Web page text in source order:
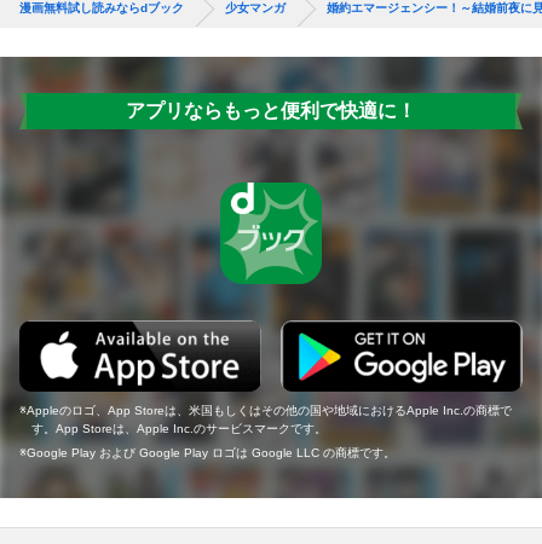
漫画無料試し読みならdブック 少女マンガ 婚約エマージェンシー！～結婚前夜に
アプリならもっと便利で快適に！
Appleのロゴ、App Storeは、米国もしくはその他の国や地域におけるApple Inc.の商標で
す。App Storeは、Apple Inc.のサービスマークです。
Google Play および Google Play ロゴは Google LLC の商標です。